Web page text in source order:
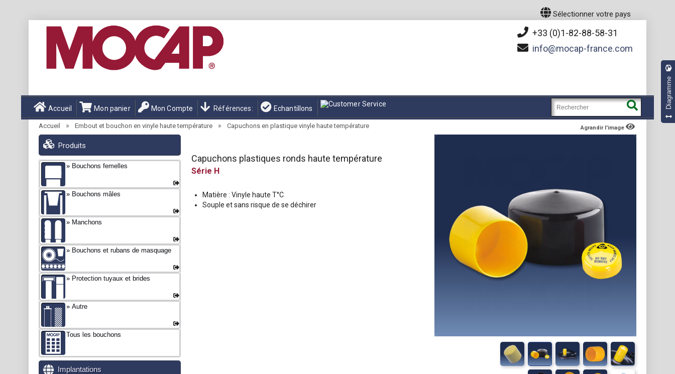
Sélectionner votre pays
+33 (0)1-82-88-58-31
info
mocap-france.com
Accueil Mon panier Mon Compte Références: Echantillons
Accueil » Embout et bouchon en vinyle haute température » Capuchons en plastique vinyle haute température
Capuchons plastiques ronds haute température
H
Agrandir l'image
Matière : Vinyle haute T°C
Souple et sans risque de se déchirer
Produits
Bouchons femelles
Bouchons mâles
Manchons
Bouchons et rubans de masquage
Protection tuyaux et brides
Autre
Tous les bouchons
Implantations
Diagramme